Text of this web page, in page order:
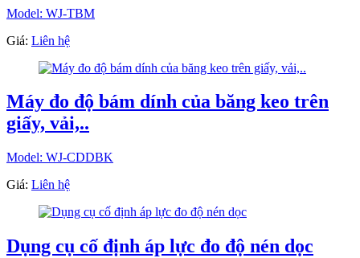
Model: WJ-TBM
Giá: Liên hệ
Máy đo độ bám dính của băng keo trên
giấy, vải,..
Model: WJ-CDDBK
Giá: Liên hệ
Dụng cụ cố định áp lực đo độ nén dọc